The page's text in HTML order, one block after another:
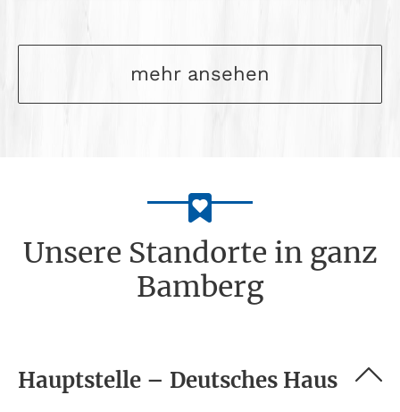
mehr ansehen
Unsere Standorte in ganz
Bamberg
Hauptstelle – Deutsches Haus